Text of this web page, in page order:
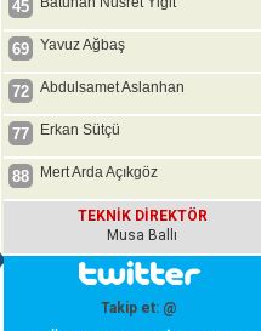
45
69 Yavuz Ağbaş
72 Abdulsamet Aslanhan
77 Erkan Sütçü
88 Mert Arda Açıkgöz
TEKNİK DİREKTÖR
Musa Ballı
Takip et: @
ANA SAYFA|